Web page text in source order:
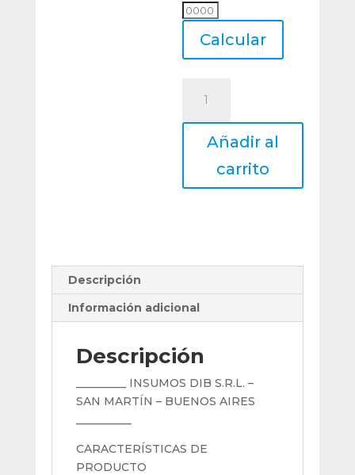
Calcular
Calcular
Torneado
Sdncn
Añadir al
carrito
Descripción
Información adicional
Descripción
_________ INSUMOS DIB S.R.L. –
SAN MARTÍN – BUENOS AIRES
CARACTERÍSTICAS DE
PRODUCTO